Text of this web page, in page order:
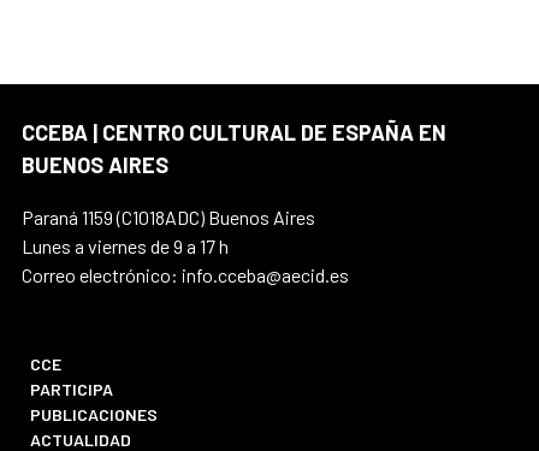
CCEBA | CENTRO CULTURAL DE ESPAÑA EN
BUENOS AIRES
Paraná 1159 (C1018ADC) Buenos Aires
Lunes a viernes de 9 a 17 h
Correo electrónico: info.cceba@aecid.es
CCE
PARTICIPA
PUBLICACIONES
ACTUALIDAD